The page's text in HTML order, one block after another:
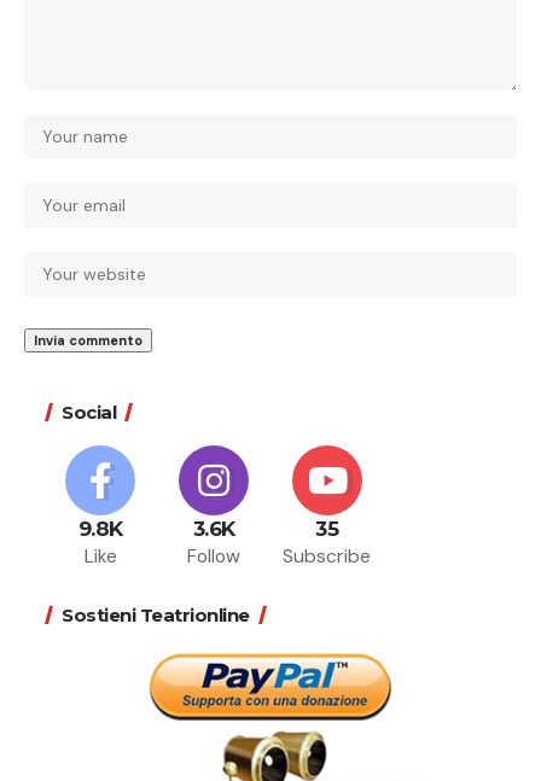
Social
9.8K
Like
3.6K
Follow
35
Subscribe
Sostieni Teatrionline